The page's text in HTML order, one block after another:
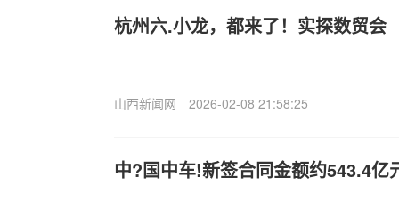
杭州六.小龙，都来了！实探数贸会
山西新闻网 2026-02-08 21:58:25
中?国中车!新签合同金额约543.4亿